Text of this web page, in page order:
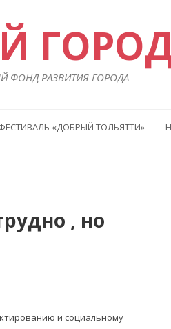
ФОНД РАЗВИТИЯ ГОРОДА
«ДОБРЫЙ ТОЛЬЯТТИ»
, но
и социальному